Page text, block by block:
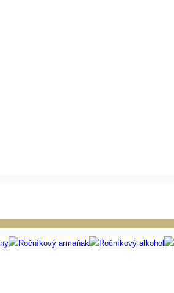
Ročníkový armaňak Ročníkový alkohol